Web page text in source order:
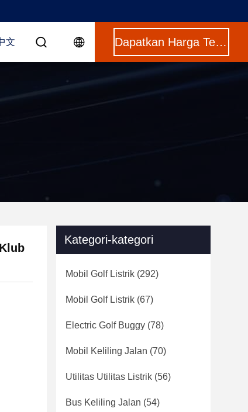
文 Dapatkan Harga Terbaik
Kategori-kategori
Mobil Golf Listrik (292)
Mobil Golf Listrik (67)
Electric Golf Buggy (78)
Mobil Keliling Jalan (70)
Utilitas Utilitas Listrik (56)
Bus Keliling Jalan (54)